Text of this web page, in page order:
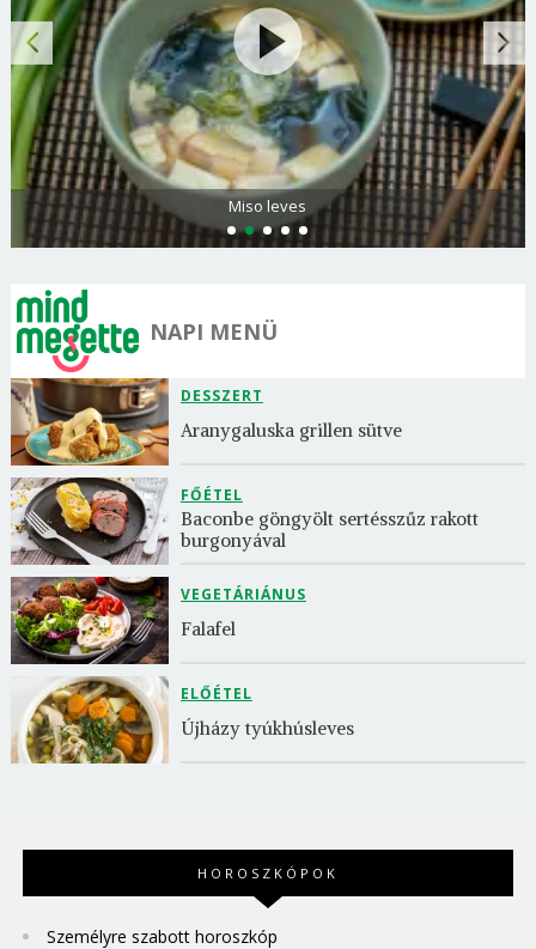
Citromos palacsinta
NAPI MENÜ
DESSZERT
Aranygaluska grillen sütve
FŐÉTEL
Baconbe göngyölt sertésszűz rakott
burgonyával
VEGETÁRIÁNUS
Falafel
ELŐÉTEL
Újházy tyúkhúsleves
HOROSZKÓPOK
Személyre szabott horoszkóp